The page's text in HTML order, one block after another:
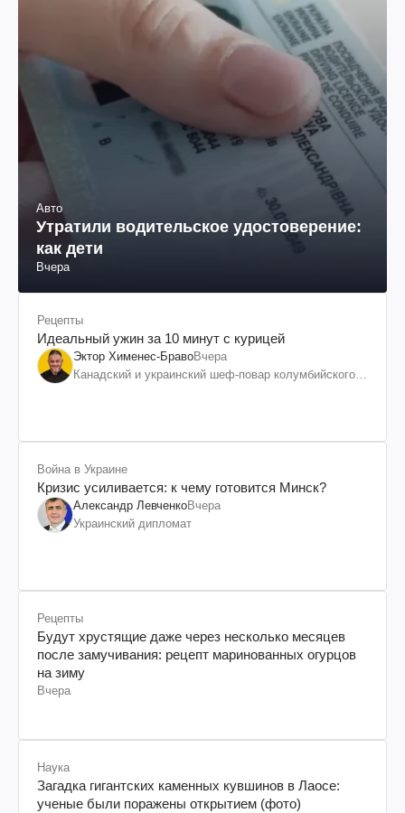
Авто
Утратили водительское удостоверение:
как дети
Вчера
Рецепты
Идеальный ужин за 10 минут с курицей
Эктор Хименес-БравоВчера
Канадский и украинский шеф-повар колумбийского
Война в Украине
Кризис усиливается: к чему готовится Минск?
Александр ЛевченкоВчера
Украинский дипломат
Рецепты
Будут хрустящие даже через несколько месяцев
после замучивания: рецепт маринованных огурцов
на зиму
Вчера
Наука
Загадка гигантских каменных кувшинов в Лаосе:
ученые были поражены открытием (фото)